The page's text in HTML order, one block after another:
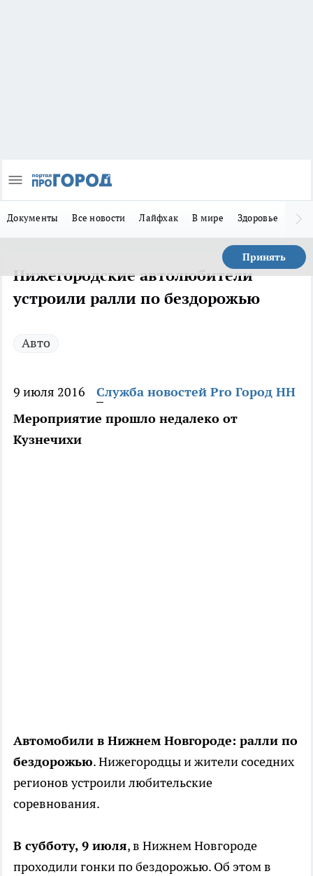
Документы Все новости Лайфхак В мире Здоровье
Принять
Нижегородские автолюбители
устроили ралли по бездорожью
Авто
9 июля 2016
Служба новостей Pro Город НН
Мероприятие прошло недалеко от
Кузнечихи
Автомобили в Нижнем Новгороде: ралли по
бездорожью. Нижегородцы и жители соседних
регионов устроили любительские
соревнования.
В субботу, 9 июля, в Нижнем Новгороде
проходили гонки по бездорожью. Об этом в